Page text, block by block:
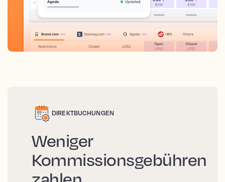
DIREKTBUCHUNGEN
Weniger
Kommissionsgebühren